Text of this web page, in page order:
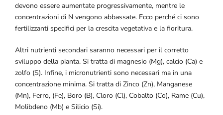
devono essere aumentate progressivamente, mentre le
concentrazioni di N vengono abbassate. Ecco perché ci sono
fertilizzanti specifici per la crescita vegetativa e la fioritura.
Altri nutrienti secondari saranno necessari per il corretto
sviluppo della pianta. Si tratta di magnesio (Mg), calcio (Ca) e
zolfo (S). Infine, i micronutrienti sono necessari ma in una
concentrazione minima. Si tratta di Zinco (Zn), Manganese
(Mn), Ferro, (Fe), Boro (B), Cloro (Cl), Cobalto (Co), Rame (Cu),
Molibdeno (Mb) e Silicio (Si).